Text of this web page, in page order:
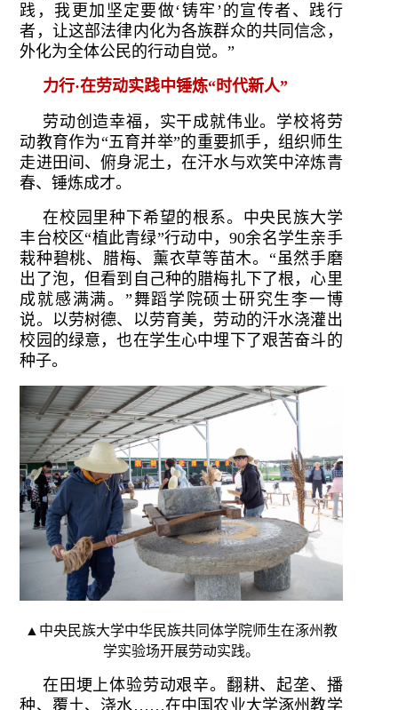
践，我更加坚定要做‘铸牢’的宣传者、践行
者，让这部法律内化为各族群众的共同信念，
外化为全体公民的行动自觉。”
力行·在劳动实践中锤炼“时代新人”
劳动创造幸福，实干成就伟业。学校将劳
动教育作为“五育并举”的重要抓手，组织师生
走进田间、俯身泥土，在汗水与欢笑中淬炼青
春、锤炼成才。
在校园里种下希望的根系。中央民族大学
丰台校区“植此青绿”行动中，90余名学生亲手
栽种碧桃、腊梅、薰衣草等苗木。“虽然手磨
出了泡，但看到自己种的腊梅扎下了根，心里
成就感满满。”舞蹈学院硕士研究生李一博
说。以劳树德、以劳育美，劳动的汗水浇灌出
校园的绿意，也在学生心中埋下了艰苦奋斗的
种子。
▲中央民族大学中华民族共同体学院师生在涿州教
学实验场开展劳动实践。
在田埂上体验劳动艰辛。翻耕、起垄、播
种、覆土、浇水……在中国农业大学涿州教学